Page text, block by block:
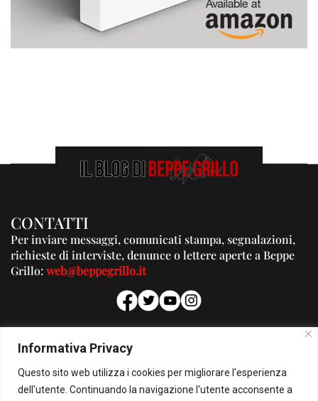
Informativa Privacy
Questo sito web utilizza i cookies per migliorare l'esperienza
dell'utente. Continuando la navigazione l'utente acconsente a
CONTATTI
Per inviare messaggi, comunicati stampa, segnalazioni,
richieste di interviste, denunce o lettere aperte a Beppe
Grillo:web@beppegrillo.it
PUBBLICITA'
Per la tua pubblicità su questo Blog:
pubblicita@beppegrillo.it